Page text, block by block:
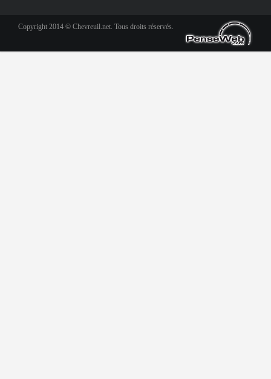
Copyright 2014 © Chevreuil.net. Tous droits réservés.